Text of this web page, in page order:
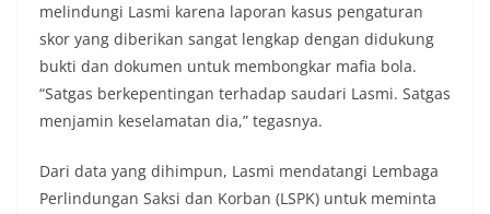
melindungi Lasmi karena laporan kasus pengaturan
skor yang diberikan sangat lengkap dengan didukung
bukti dan dokumen untuk membongkar mafia bola.
“Satgas berkepentingan terhadap saudari Lasmi. Satgas
menjamin keselamatan dia,” tegasnya.
Dari data yang dihimpun, Lasmi mendatangi Lembaga
Perlindungan Saksi dan Korban (LSPK) untuk meminta